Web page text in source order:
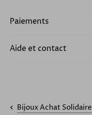
Paiements
Aide et contact
Bijoux Achat Solidaire